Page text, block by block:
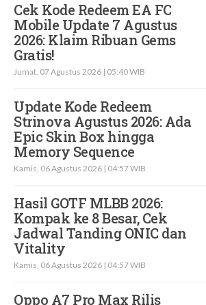
Cek Kode Redeem EA FC
Mobile Update 7 Agustus
2026: Klaim Ribuan Gems
Gratis!
Jumat, 07 Agustus 2026 | 05:40 WIB
Update Kode Redeem
Strinova Agustus 2026: Ada
Epic Skin Box hingga
Memory Sequence
Kamis, 06 Agustus 2026 | 04:57 WIB
Hasil GOTF MLBB 2026:
Kompak ke 8 Besar, Cek
Jadwal Tanding ONIC dan
Vitality
Kamis, 06 Agustus 2026 | 04:57 WIB
Oppo A7 Pro Max Rilis